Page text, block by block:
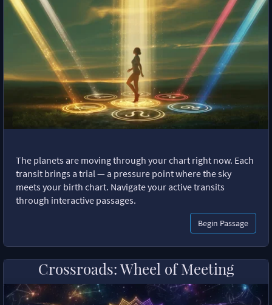
The planets are moving through your chart right now. Each
transit brings a trial — a pressure point where the sky
meets your birth chart. Navigate your active transits
through interactive passages.
Begin Passage
Crossroads: Wheel of Meeting